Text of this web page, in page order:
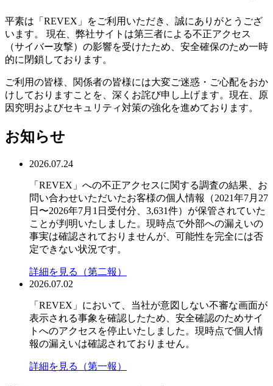
平素は「REVEX」をご利用いただき、誠にありがとうござ
います。 現在、弊社サイトは第三者による不正アクセス
（サイバー攻撃）の影響を受けたため、安全確保のため一時
的に閉鎖しております。
ご利用の皆様、関係者の皆様には大変ご迷惑・ご心配をおか
けしておりますことを、深くお詫び申し上げます。現在、原
因究明およびセキュリティ対策の強化を進めております。
お知らせ
2026.07.24
「REVEX」への不正アクセスに関する調査の結果、お
問い合わせいただいたお客様の個人情報（2021年7月27
日〜2026年7月1日受付分、3,631件）が保管されていた
ことが判明いたしました。現時点で外部への漏えいの
事実は確認されておりませんが、可能性を完全には否
定できない状況です。
詳細を見る（第二報）
2026.07.02
「REVEX」において、当社が意図しない不審な画面が
表示される事象を確認したため、安全確認のためサイ
トへのアクセスを停止いたしました。現時点で個人情
報の漏えいは確認されておりません。
詳細を見る（第一報）